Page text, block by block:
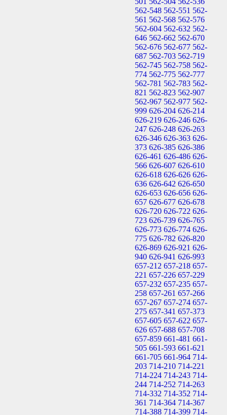
562-548 562-551 562-
561 562-568 562-576
562-604 562-632 562-
646 562-662 562-670
562-676 562-677 562-
687 562-703 562-719
562-745 562-758 562-
774 562-775 562-777
562-781 562-783 562-
821 562-823 562-907
562-967 562-977 562-
999 626-204 626-214
626-219 626-246 626-
247 626-248 626-263
626-346 626-363 626-
373 626-385 626-386
626-461 626-486 626-
566 626-607 626-610
626-618 626-626 626-
636 626-642 626-650
626-653 626-656 626-
657 626-677 626-678
626-720 626-722 626-
723 626-739 626-765
626-773 626-774 626-
775 626-782 626-820
626-869 626-921 626-
940 626-941 626-993
657-212 657-218 657-
221 657-226 657-229
657-232 657-235 657-
258 657-261 657-266
657-267 657-274 657-
275 657-341 657-373
657-605 657-622 657-
626 657-688 657-708
657-859 661-481 661-
505 661-593 661-621
661-705 661-964 714-
203 714-210 714-221
714-224 714-243 714-
244 714-252 714-263
714-332 714-352 714-
361 714-364 714-367
714-388 714-399 714-